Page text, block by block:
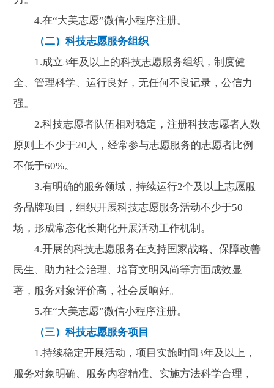
4.在“大美志愿”微信小程序注册。
（二）科技志愿服务组织
1.成立3年及以上的科技志愿服务组织，制度健
全、管理科学、运行良好，无任何不良记录，公信力
强。
2.科技志愿者队伍相对稳定，注册科技志愿者人数
原则上不少于20人，经常参与志愿服务的志愿者比例
不低于60%。
3.有明确的服务领域，持续运行2个及以上志愿服
务品牌项目，组织开展科技志愿服务活动不少于50
场，形成常态化长期化开展活动工作机制。
4.开展的科技志愿服务在支持国家战略、保障改善
民生、助力社会治理、培育文明风尚等方面成效显
著，服务对象评价高，社会反响好。
5.在“大美志愿”微信小程序注册。
（三）科技志愿服务项目
1.持续稳定开展活动，项目实施时间3年及以上，
服务对象明确、服务内容精准、实施方法科学合理，